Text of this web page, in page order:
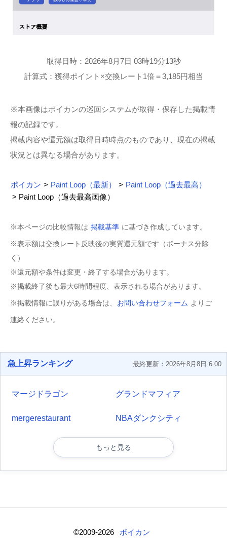
取得日時：2026年8月7日 03時19分13秒
計算式：獲得ポイント×交換レート1倍＝3,185円相当
※本画像はポイカンの巡回システムが取得・保存した掲載情
報の記録です。
掲載内容や還元額は取得日時時点のものであり、現在の掲載
状況とは異なる場合があります。
ポイカン > Paint Loop（最新） > Paint Loop（過去最高）
> Paint Loop（過去最高画像）
※本ページの比較情報は 掲載基準 に基づき作成しています。
※表示額は交換レート反映後の実質還元額です（ボーナス分除
く）
※還元額や条件は変更・終了する場合があります。
※掲載終了後も最大6時間程度、表示される場合があります。
※掲載情報に誤りがある場合は、 お問い合わせフォーム よりご
連絡ください。
急上昇ランキング 最終更新：2026年8月8日 6:00
マージドラゴン グランドマフィア
mergerestaurant NBAダンクシティ
もっと見る
©2009-2026 ポイカン